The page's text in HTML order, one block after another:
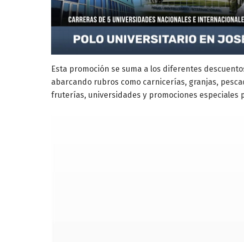
Esta promoción se suma a los diferentes
abarcando rubros como carnicerías, granjas,
fruterías, universidades y promociones especiales